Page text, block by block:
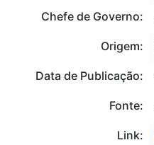
Chefe de Governo:
Origem:
Data de Publicação:
Fonte:
Link: